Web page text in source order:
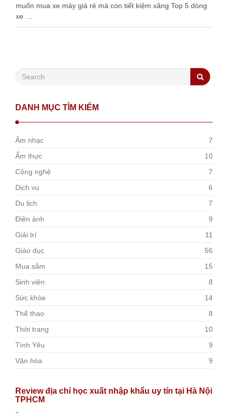
muốn mua xe máy giá rẻ mà còn tiết kiệm xăng Top 5 dòng
xe …
DANH MỤC TÌM KIẾM
Âm nhạc
7
Ẩm thực
10
Công nghệ
7
Dịch vụ
6
Du lịch
7
Điện ảnh
9
Giải trí
11
Giáo dục
56
Mua sắm
15
Sinh viên
8
Sức khỏe
14
Thể thao
8
Thời trang
10
Tình Yêu
9
Văn hóa
9
Review địa chỉ học xuất nhập khẩu uy tín tại Hà Nội
TPHCM